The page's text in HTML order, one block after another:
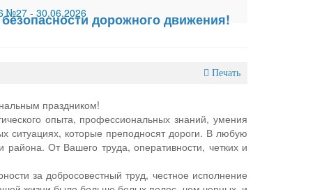
№27 - 30.06.2026
дорожного движения!
Печать
праздником!
опыта, профессиональных знаний, умения
ситуациях, которые преподносят дороги. В любую
От Вашего труда, оперативности, четких и
за добросовестный труд, честное исполнение